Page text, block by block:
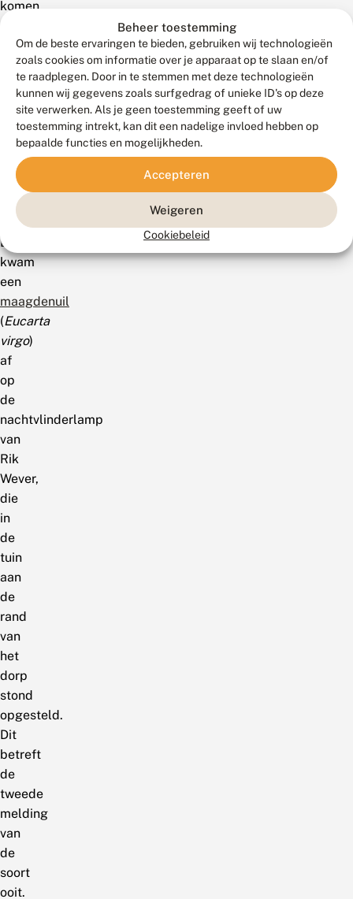
Beheer toestemming
Om de beste ervaringen te bieden, gebruiken wij technologieën
zoals cookies om informatie over je apparaat op te slaan en/of
te raadplegen. Door in te stemmen met deze technologieën
kunnen wij gegevens zoals surfgedrag of unieke ID's op deze
site verwerken. Als je geen toestemming geeft of uw
toestemming intrekt, kan dit een nadelige invloed hebben op
bepaalde functies en mogelijkheden.
Accepteren
Weigeren
Cookiebeleid
komen
op
licht
af.Een
andere
bijzondere
melding
kwam
Onstwedde
Groningen.
Daar
kwam
een
maagdenuil
(Eucarta
virgo)
af
op
de
nachtvlinderlamp
van
Rik
Wever,
die
in
de
tuin
aan
de
rand
van
het
dorp
stond
opgesteld.
Dit
betreft
de
tweede
melding
van
de
soort
ooit.